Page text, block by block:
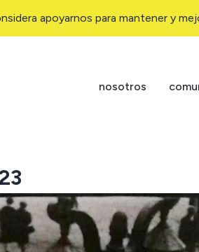
apoyarnos para mantener y
nosotros